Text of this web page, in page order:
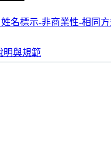
名標示-非商業性-相同
明與規範